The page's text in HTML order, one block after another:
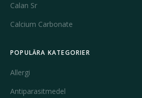
Calan Sr
Calcium Carbonate
POPULÄRA KATEGORIER
Allergi
Antiparasitmedel